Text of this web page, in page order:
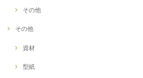
その他
その他
資材
型紙